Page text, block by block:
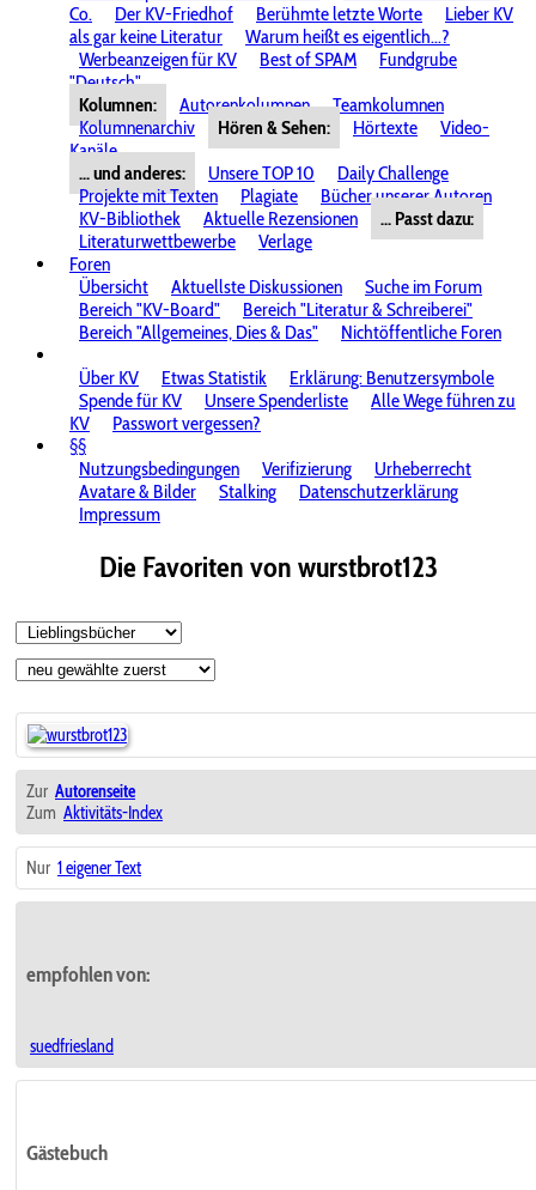
Co.
Der KV-Friedhof Berühmte letzte Worte
Lieber KV
als gar keine Literatur
Warum heißt es eigentlich...?
Werbeanzeigen für KV
Best of SPAM
Fundgrube
"Deutsch"
Kolumnen:
Autorenkolumnen
Teamkolumnen
Kolumnenarchiv
Hören & Sehen: Hörtexte
Video-
Kanäle
... und anderes:
Unsere TOP 10
Daily Challenge
Projekte mit Texten
Plagiate
Bücher unserer Autoren
KV-Bibliothek
Aktuelle Rezensionen
... Passt dazu:
Literaturwettbewerbe
Verlage
Foren
Übersicht
Aktuellste Diskussionen
Suche im Forum
Bereich "KV-Board"
Bereich "Literatur & Schreiberei"
Bereich "Allgemeines, Dies & Das"
Nichtöffentliche Foren
Über KV
Etwas Statistik
Erklärung: Benutzersymbole
Spende für KV
Unsere Spenderliste
Alle Wege führen zu
KV
Passwort vergessen?
§§
Nutzungsbedingungen
Verifizierung
Urheberrecht
Avatare & Bilder
Stalking
Datenschutzerklärung
Impressum
Die Favoriten von wurstbrot123
Zur Autorenseite
Zum Aktivitäts-Index
Nur 1 eigener Text
empfohlen von:
suedfriesland
Gästebuch